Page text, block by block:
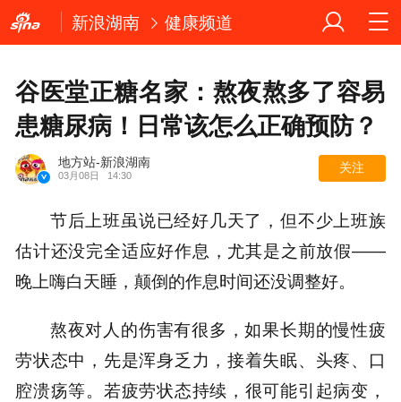
新浪湖南 健康频道
谷医堂正糖名家：熬夜熬多了容易
患糖尿病！日常该怎么正确预防？
地方站-新浪湖南
03月08日 14:30
关注
节后上班虽说已经好几天了，但不少上班族
估计还没完全适应好作息，尤其是之前放假——
晚上嗨白天睡，颠倒的作息时间还没调整好。
熬夜对人的伤害有很多，如果长期的慢性疲
劳状态中，先是浑身乏力，接着失眠、头疼、口
腔溃疡等。若疲劳状态持续，很可能引起病变，